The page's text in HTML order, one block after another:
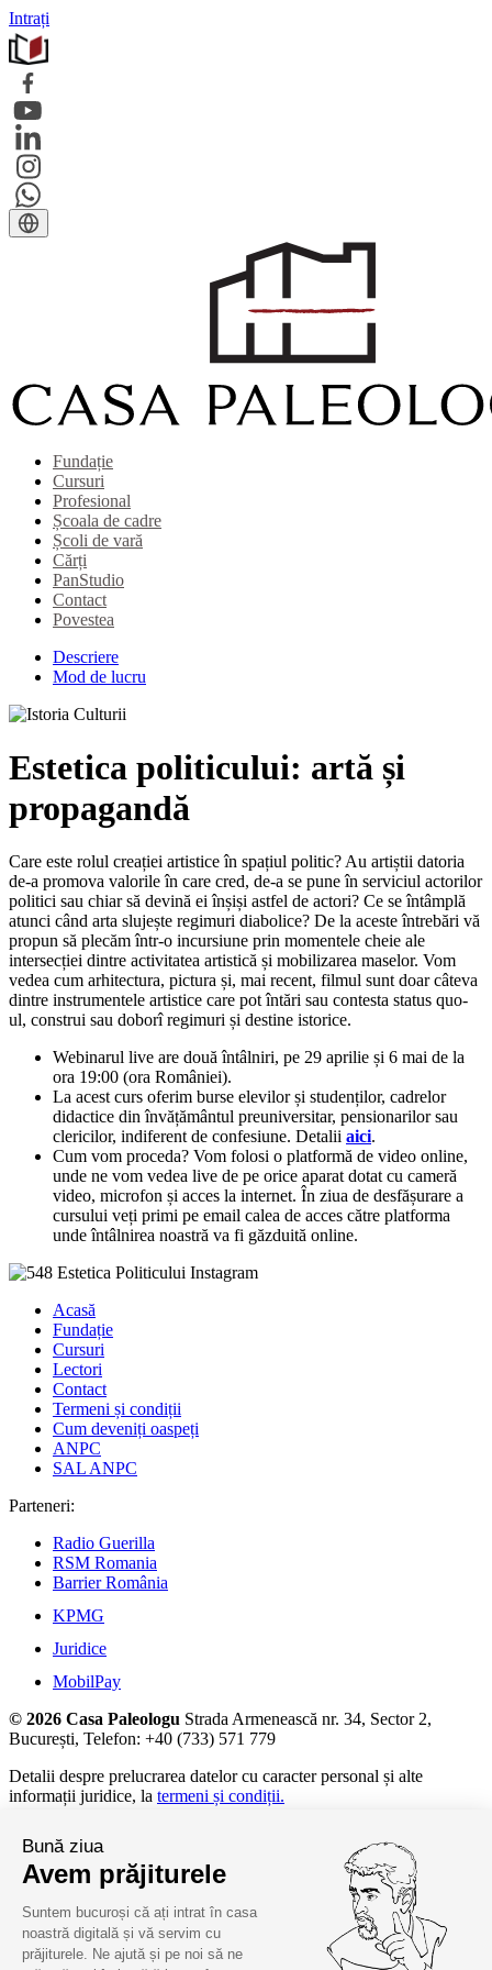
Intrați
Fundație
Cursuri
Profesional
Școala de cadre
Școli de vară
Cărți
PanStudio
Contact
Povestea
Descriere
Mod de lucru
Estetica politicului: artă și
propagandă
Care este rolul creației artistice în spațiul politic? Au artiștii datoria
de-a promova valorile în care cred, de-a se pune în serviciul actorilor
politici sau chiar să devină ei înșiși astfel de actori? Ce se întâmplă
atunci când arta slujește regimuri diabolice? De la aceste întrebări vă
propun să plecăm într-o incursiune prin momentele cheie ale
intersecției dintre activitatea artistică și mobilizarea maselor. Vom
vedea cum arhitectura, pictura și, mai recent, filmul sunt doar câteva
dintre instrumentele artistice care pot întări sau contesta status quo-
ul, construi sau doborî regimuri și destine istorice.
Webinarul live are două întâlniri, pe 29 aprilie și 6 mai de la
ora 19:00 (ora României).
La acest curs oferim burse elevilor și studenților, cadrelor
didactice din învățământul preuniversitar, pensionarilor sau
clericilor, indiferent de confesiune. Detalii aici.
Cum vom proceda? Vom folosi o platformă de video online,
unde ne vom vedea live de pe orice aparat dotat cu cameră
video, microfon și acces la internet. În ziua de desfășurare a
cursului veți primi pe email calea de acces către platforma
unde întâlnirea noastră va fi găzduită online.
Acasă
Fundație
Cursuri
Lectori
Contact
Termeni și condiții
Cum deveniți oaspeți
ANPC
SAL ANPC
Parteneri:
Radio Guerilla
RSM Romania
Barrier România
KPMG
Juridice
MobilPay
© 2026 Casa Paleologu Strada Armenească nr. 34, Sector 2,
București, Telefon: +40 (733) 571 779
Detalii despre prelucrarea datelor cu caracter personal și alte
informații juridice, la termeni și condiții.
Bună ziua
Avem prăjiturele
Suntem bucuroși că ați intrat în casa
noastră digitală și vă servim cu
prăjiturele. Ne ajută și pe noi să ne